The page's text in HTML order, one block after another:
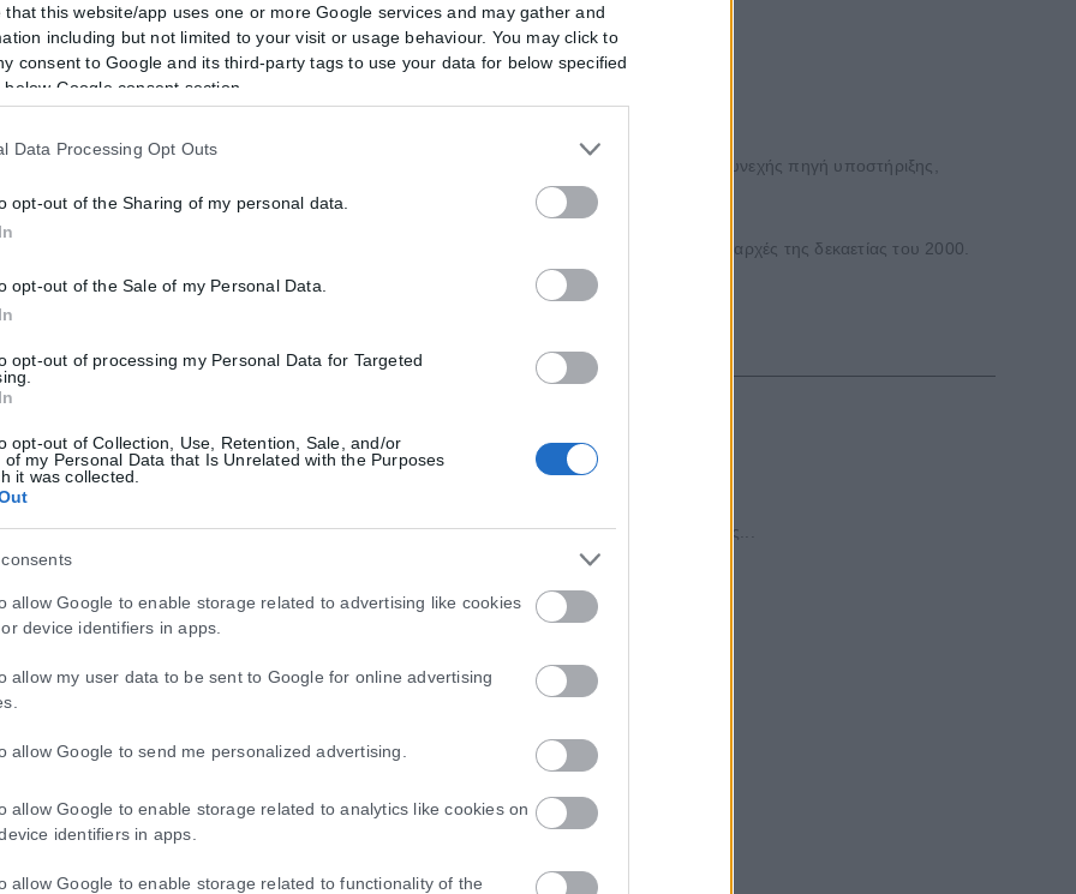
that this website/app uses one or more Google services and may gather and
including but not limited to your visit or usage behaviour. You may click to
consent to Google and its third-party tags to use your data for below specified
Google consent section.
Data Processing Opt Outs
opt-out of the Sharing of my personal data.
opt-out of the Sale of my Personal Data.
opt-out of processing my Personal Data for Targeted
opt-out of Collection, Use, Retention, Sale, and/or
of my Personal Data that Is Unrelated with the Purposes
it was collected.
allow Google to enable storage related to advertising like cookies
device identifiers in apps.
allow my user data to be sent to Google for online advertising
allow Google to send me personalized advertising.
allow Google to enable storage related to analytics like cookies on
identifiers in apps.
allow Google to enable storage related to functionality of the
Σάββατο, λέγοντας ότι «έχει ξεμείνει από λόγια».
φωτός στη σκηνή και στη ζωή», ανέφερε η οικογένεια. «Ήταν το γέλιο στη ζωή μας, μια συνεχής πηγή υποστήριξης,
μέσα από τις συνεργασίες του με mega-stars όπως η Missy Elliot και η Mariah Carey στις αρχές της δεκαετίας του 2000.
Τουρκία και Πακιστάν δεν αφορά πυρηνικές φιλοδοξίες
με Τουρκία και Πακιστάν δεν συνδέεται με πυρηνικές φιλοδοξίες ούτε απειλεί χώρες της...
ντοκιμαντέρ Melania
ντοκιμαντέρ για την πρώτη κυρία των ΗΠΑ, Μελάνια Τραμπ. Παρά το γεγονός...